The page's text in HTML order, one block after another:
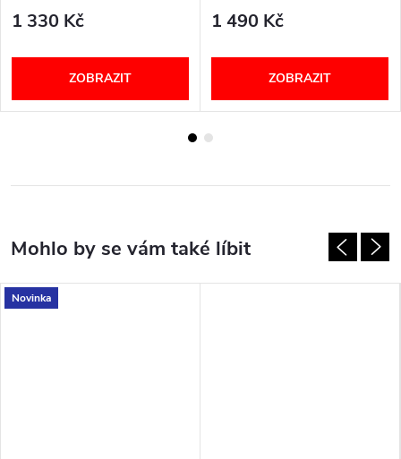
1 330 Kč
ZOBRAZIT
1 490 Kč
ZOBRAZIT
Novinka